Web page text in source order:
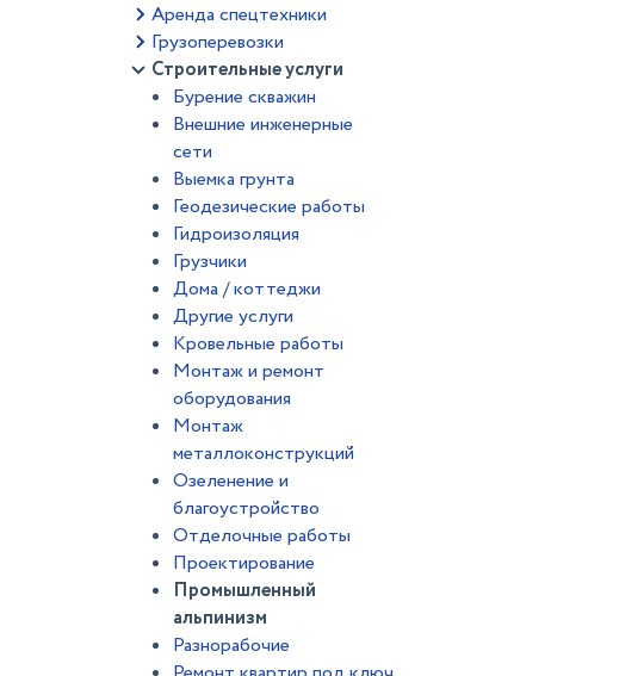
Аренда спецтехники
Грузоперевозки
Строительные услуги
Бурение скважин
Внешние инженерные
сети
Выемка грунта
Геодезические работы
Гидроизоляция
Грузчики
Дома / коттеджи
Другие услуги
Кровельные работы
Монтаж и ремонт
оборудования
Монтаж
металлоконструкций
Озеленение и
благоустройство
Отделочные работы
Проектирование
Промышленный
альпинизм
Разнорабочие